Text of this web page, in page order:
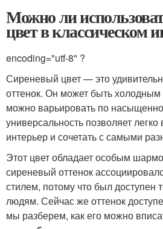
Можно ли
цвет в классическом
encoding="utf-8" ?
Сиреневый цвет — это
оттенок. Он может быть
можно варьировать по
универсальность позволяет
интерьер и сочетать с самыми
Этот цвет обладает особым
сиреневый оттенок
стилем, потому что был доступен
людям. Сейчас же оттенок
мы разберем, как его можно